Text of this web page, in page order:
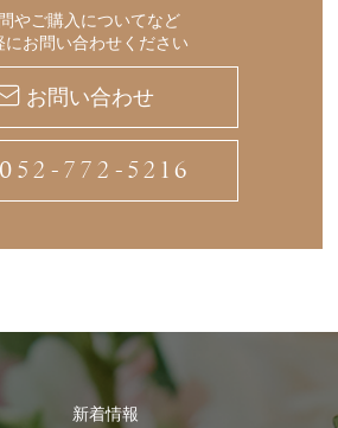
やご購入についてなど
にお問い合わせください
お問い合わせ
052-772-5216
新着情報